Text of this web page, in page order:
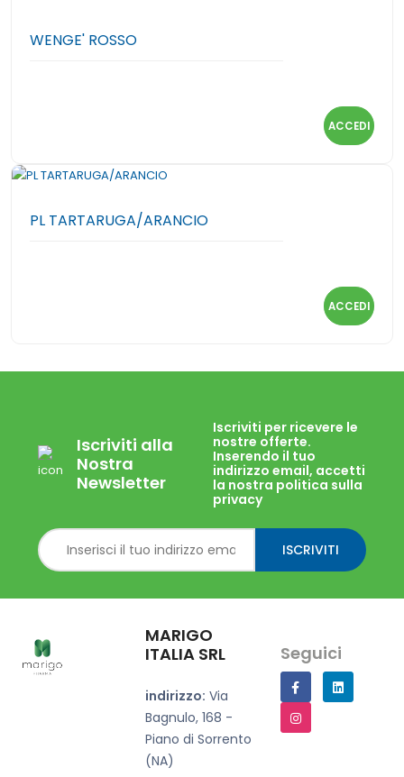
WENGE' ROSSO
ACCEDI
PL TARTARUGA/ARANCIO
ACCEDI
Iscriviti alla
Nostra
Newsletter
Iscriviti per ricevere le
nostre offerte.
Inserendo il tuo
indirizzo email, accetti
la nostra politica sulla
privacy
ISCRIVITI
MARIGO
ITALIA SRL
indirizzo: Via
Bagnulo, 168 -
Piano di Sorrento
(NA)
Seguici